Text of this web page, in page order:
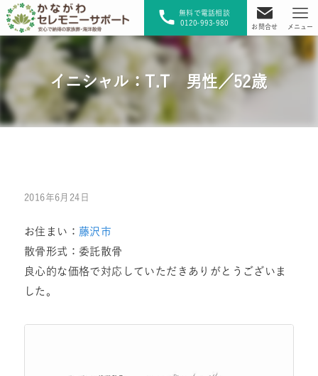
無料で電話相談
0120-993-980
お問合せ メニュー
イニシャル：T.T 男性／52歳
2016年6月24日
お住まい： 藤沢市
散骨形式：委託散骨
良心的な価格で対応していただきありがとうございま
した。